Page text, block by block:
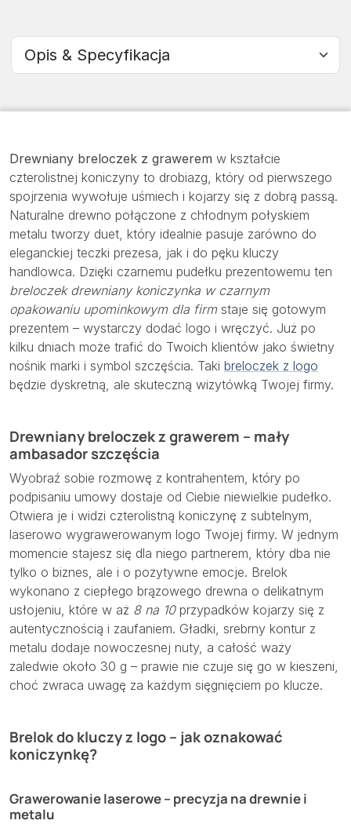
Drewniany breloczek z grawerem w kształcie
czterolistnej koniczyny to drobiazg, który od pierwszego
spojrzenia wywołuje uśmiech i kojarzy się z dobrą passą.
Naturalne drewno połączone z chłodnym połyskiem
metalu tworzy duet, który idealnie pasuje zarówno do
eleganckiej teczki prezesa, jak i do pęku kluczy
handlowca. Dzięki czarnemu pudełku prezentowemu ten
breloczek drewniany koniczynka w czarnym
opakowaniu upominkowym dla firmstaje się gotowym
prezentem – wystarczy dodać logo i wręczyć. Już po
kilku dniach może trafić do Twoich klientów jako świetny
nośnik marki i symbol szczęścia. Taki breloczek z logo
będzie dyskretną, ale skuteczną wizytówką Twojej firmy.
Drewniany breloczek z grawerem – mały
ambasador szczęścia
Wyobraź sobie rozmowę z kontrahentem, który po
podpisaniu umowy dostaje od Ciebie niewielkie pudełko.
Otwiera je i widzi czterolistną koniczynę z subtelnym,
laserowo wygrawerowanym logo Twojej firmy. W jednym
momencie stajesz się dla niego partnerem, który dba nie
tylko o biznes, ale i o pozytywne emocje. Brelok
wykonano z ciepłego brązowego drewna o delikatnym
usłojeniu, które w aż 8 na 10przypadków kojarzy się z
autentycznością i zaufaniem. Gładki, srebrny kontur z
metalu dodaje nowoczesnej nuty, a całość waży
zaledwie około 30 g – prawie nie czuje się go w kieszeni,
choć zwraca uwagę za każdym sięgnięciem po klucze.
Brelok do kluczy z logo – jak oznakować
koniczynkę?
Grawerowanie laserowe – precyzja na drewnie i
metalu
Wybierz sekcję